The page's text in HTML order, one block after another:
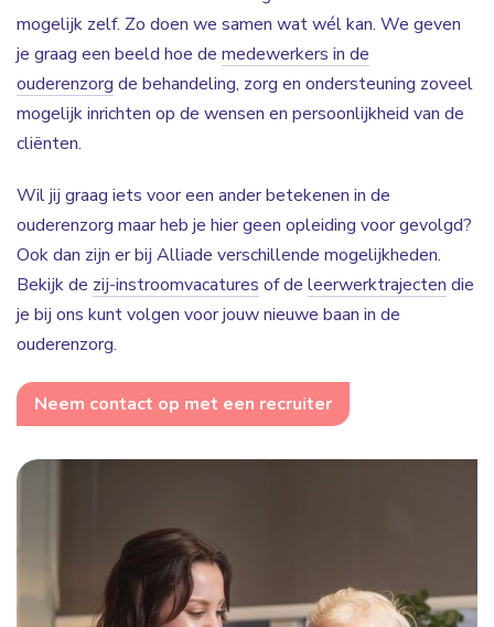
mogelijk zelf. Zo doen we samen wat wél kan. We geven
je graag een beeld hoe de medewerkers in de
ouderenzorg de behandeling, zorg en ondersteuning zoveel
mogelijk inrichten op de wensen en persoonlijkheid van de
cliënten.
Wil jij graag iets voor een ander betekenen in de
ouderenzorg maar heb je hier geen opleiding voor gevolgd?
Ook dan zijn er bij Alliade verschillende mogelijkheden.
Bekijk de zij-instroomvacatures of de leerwerktrajecten die
je bij ons kunt volgen voor jouw nieuwe baan in de
ouderenzorg.
Neem contact op met een recruiter